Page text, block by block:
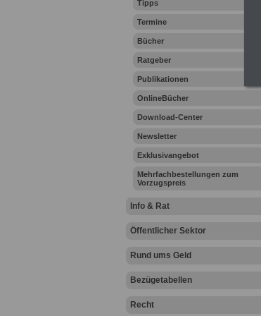
Tipps
Termine
Bücher
Ratgeber
Publikationen
OnlineBücher
Download-Center
Newsletter
Exklusivangebot
Mehrfachbestellungen zum
Vorzugspreis
Info & Rat
Öffentlicher Sektor
Rund ums Geld
Bezügetabellen
Recht